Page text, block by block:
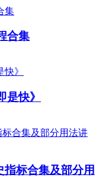
合集
是快》
指标合集及部分用